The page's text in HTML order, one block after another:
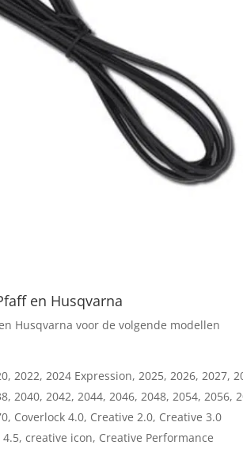
en Husqvarna
Husqvarna voor de volgende modellen
2022, 2024 Expression, 2025, 2026, 2027,
2040, 2042, 2044, 2046, 2048, 2054, 2056,
Coverlock 4.0, Creative 2.0, Creative 3.0
creative icon, Creative Performance